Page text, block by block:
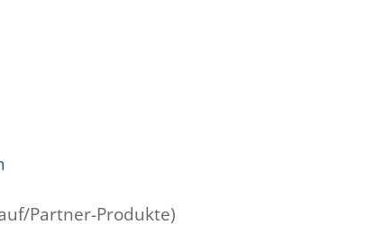
Partner-Produkte)